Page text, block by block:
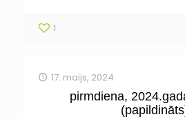
1
17. maijs, 2024
pirmdiena,